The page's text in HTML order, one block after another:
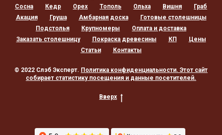
Сосна
Кедр Орех Тополь Ольха Вишня
Граб
Акация
Груша Амбарная доска
Готовые столешницы
Подстолья
Крупномеры
Оплата и доставка
Заказать столешницу
Покраска древесины КП
Цены
Статьи
Контакты
© 2022 Слэб Эксперт. Политика конфиденциальности. Этот сайт
собирает статистику посещения и данные посетителей.
Вверх